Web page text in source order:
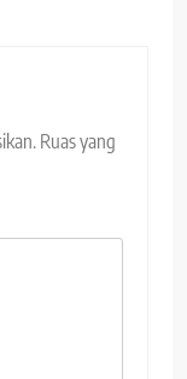
Ruas yang